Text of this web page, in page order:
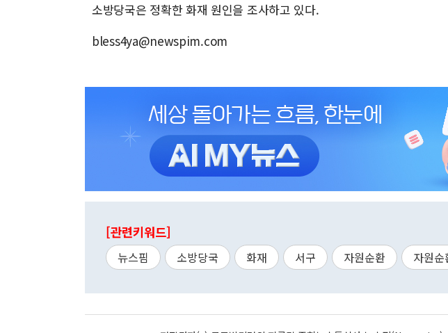
소방당국은 정확한 화재 원인을 조사하고 있다.
bless4ya@newspim.com
[관련키워드]
뉴스핌 소방당국 화재 서구 자원순환 자원순